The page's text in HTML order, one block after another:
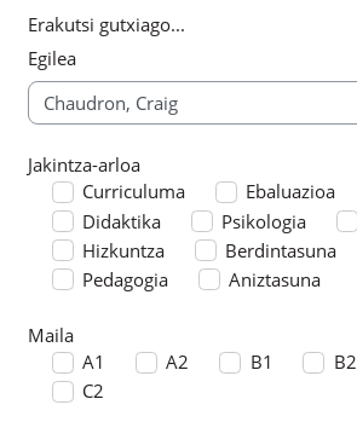
Erakutsi gutxiago...
Egilea
Jakintza-arloa
Jakintza-arloa
Curriculuma Ebaluazioa
Didaktika
Psikologia
Hizkuntza
Berdintasuna
Pedagogia
Aniztasuna
Maila
MailaA1 A2 B1 B2
C2